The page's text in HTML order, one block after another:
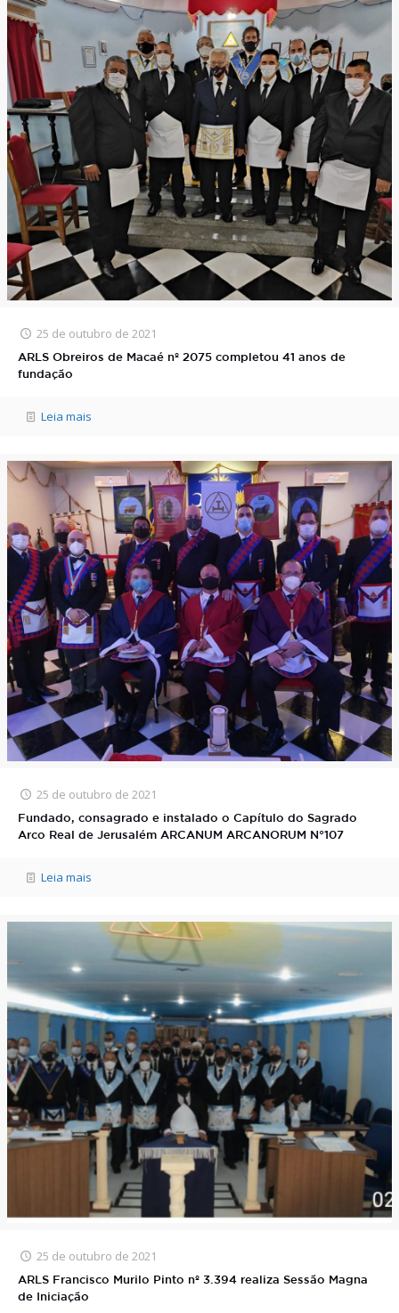
25 de outubro de 2021
ARLS Obreiros de Macaé nº 2075 completou 41 anos de
fundação
Leia mais
25 de outubro de 2021
Fundado, consagrado e instalado o Capítulo do Sagrado
Arco Real de Jerusalém ARCANUM ARCANORUM N°107
Leia mais
25 de outubro de 2021
ARLS Francisco Murilo Pinto nº 3.394 realiza Sessão Magna
de Iniciação